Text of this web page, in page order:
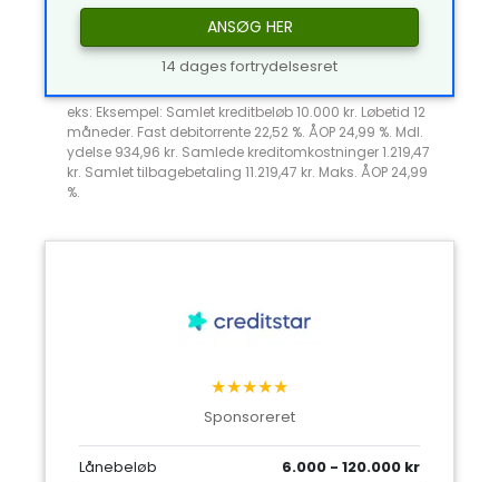
ANSØG HER
14 dages fortrydelsesret
eks: Eksempel: Samlet kreditbeløb 10.000 kr. Løbetid 12
måneder. Fast debitorrente 22,52 %. ÅOP 24,99 %. Mdl.
ydelse 934,96 kr. Samlede kreditomkostninger 1.219,47
kr. Samlet tilbagebetaling 11.219,47 kr. Maks. ÅOP 24,99
%.
★★★★★
Sponsoreret
Lånebeløb
6.000 - 120.000 kr